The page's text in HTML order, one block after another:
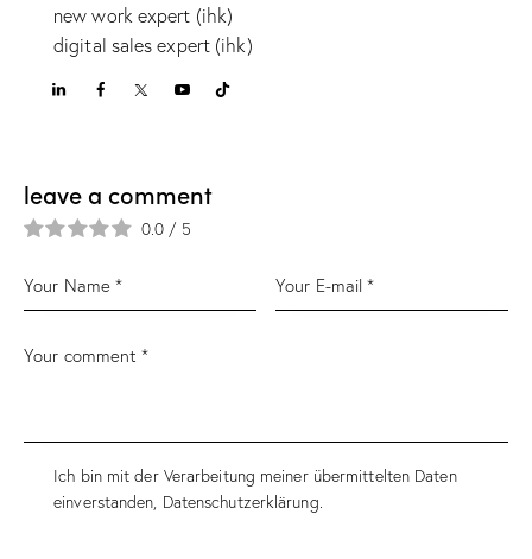
new work expert (ihk)
digital sales expert (ihk)
leave a comment
0.0 / 5
Ich bin mit der Verarbeitung meiner übermittelten Daten
einverstanden, Datenschutzerklärung.